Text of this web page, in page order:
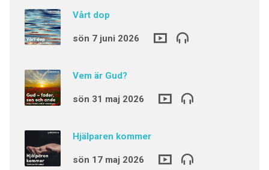
Vårt dop
sön 7 juni 2026
Vem är Gud?
sön 31 maj 2026
Hjälparen kommer
sön 17 maj 2026